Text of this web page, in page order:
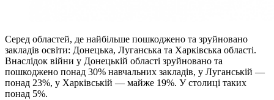
Серед областей, де найбільше пошкоджено та зруйновано
закладів освіти: Донецька, Луганська та Харківська області.
Внаслідок війни у Донецькій області зруйновано та
пошкоджено понад 30% навчальних закладів, у Луганській —
понад 23%, у Харківській — майже 19%. У столиці таких
понад 5%.